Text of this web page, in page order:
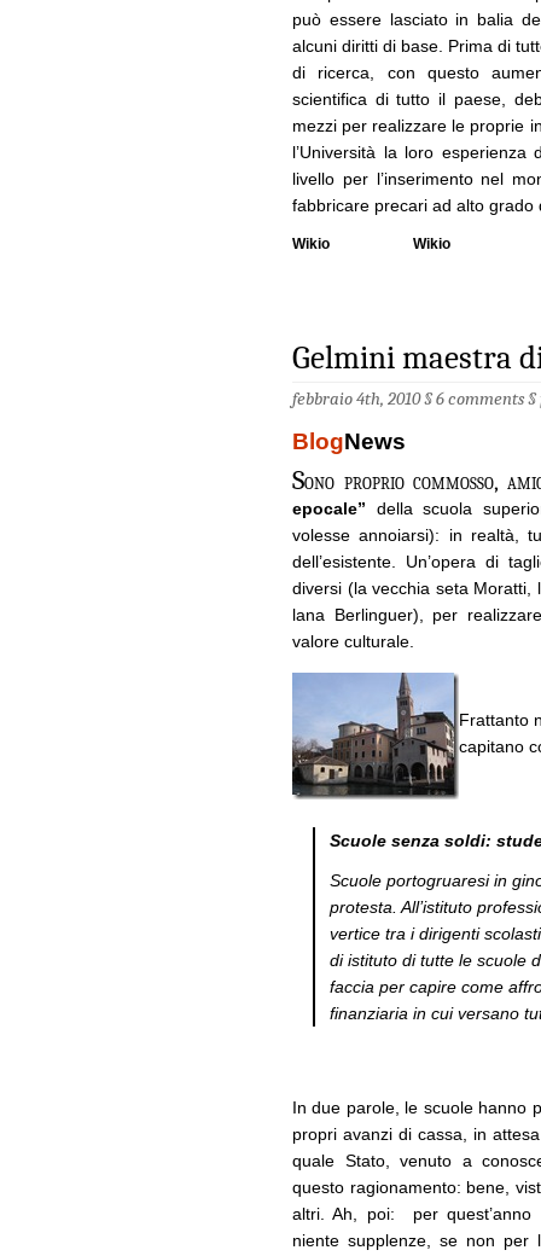
può essere lasciato in balia
alcuni diritti di base. Prima di
di ricerca, con questo
scientifica di tutto il paese,
mezzi per realizzare le proprie
l’Università la loro
livello per l’inserimento nel
fabbricare precari ad alto
Wikio Wikio
Gelmini maestra
febbraio 4th, 2010 §6 comments§
BlogNews
Sono proprio commosso,
epocale” della scuola
volesse annoiarsi): in realtà,
dell’esistente. Un’opera di
diversi (la vecchia seta Moratti,
lana Berlinguer), per
valore culturale.
Frattanto
capitano
Scuole senza soldi:
Scuole portogruaresi in
protesta. All’istituto
vertice tra i dirigenti
di istituto di tutte le scuole
faccia per capire come
finanziaria in cui versano
In due parole, le scuole hanno
propri avanzi di cassa, in
quale Stato, venuto a
questo ragionamento: bene,
altri. Ah, poi: per
niente supplenze, se non per